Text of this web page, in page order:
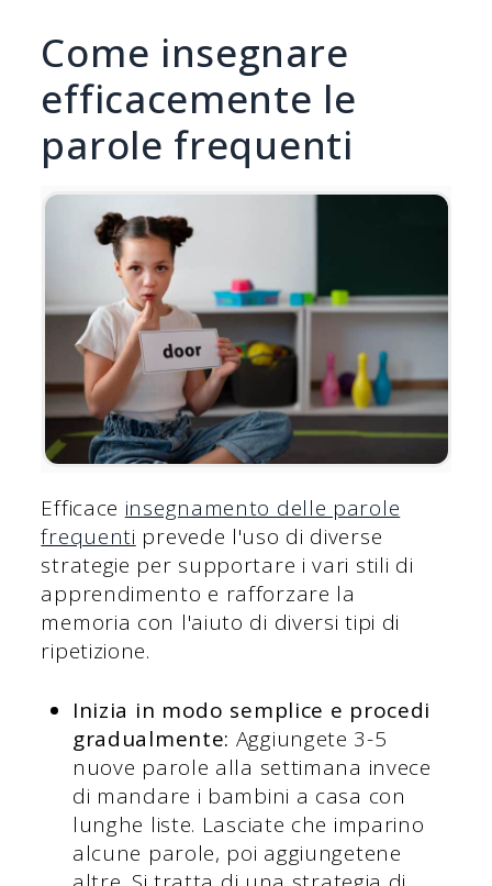
Come insegnare
efficacemente le
parole frequenti
Efficace insegnamento delle parole
frequenti prevede l'uso di diverse
strategie per supportare i vari stili di
apprendimento e rafforzare la
memoria con l'aiuto di diversi tipi di
ripetizione.
Inizia in modo semplice e procedi
gradualmente: Aggiungete 3-5
nuove parole alla settimana invece
di mandare i bambini a casa con
lunghe liste. Lasciate che imparino
alcune parole, poi aggiungetene